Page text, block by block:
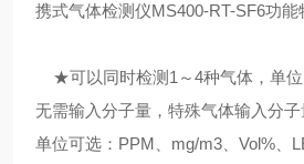
携式气体检测仪MS400-RT-SF6功能
★可以同时检测1～4种气体，单位
无需输入分子量，特殊气体输入分子
单位可选：PPM、mg/m3、Vol%、